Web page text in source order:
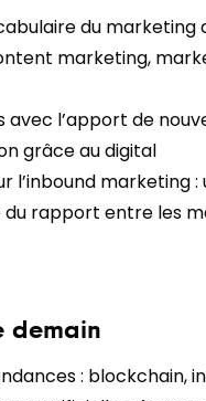
du marketing
marketing,
avec l’apport de
grâce au digital
l’inbound marketing :
du rapport entre les
demain
: blockchain,